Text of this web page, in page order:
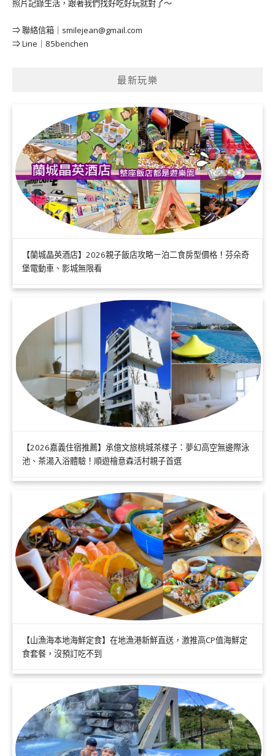
照片記錄生活，跟著我們找好吃好玩就對了～
⇒ 聯絡信箱｜ smilejean@gmail.com
⇒ Line｜85benchen
最新玩樂
【蘭城晶英酒店】2026親子飯店攻略ㄧ泊二食房型價格！芬朵奇
堡電動車、影城無限看
【2026嘉義住宿推薦】承億文旅桃城茶樣子：夢幻高空無邊際泳
池、茶湯入浴體驗！順遊檜意森活村親子首選
【山漁海本地海鮮定食】在地漁港新鮮直送，激推高CP值海鮮定
食套餐，沒預訂吃不到